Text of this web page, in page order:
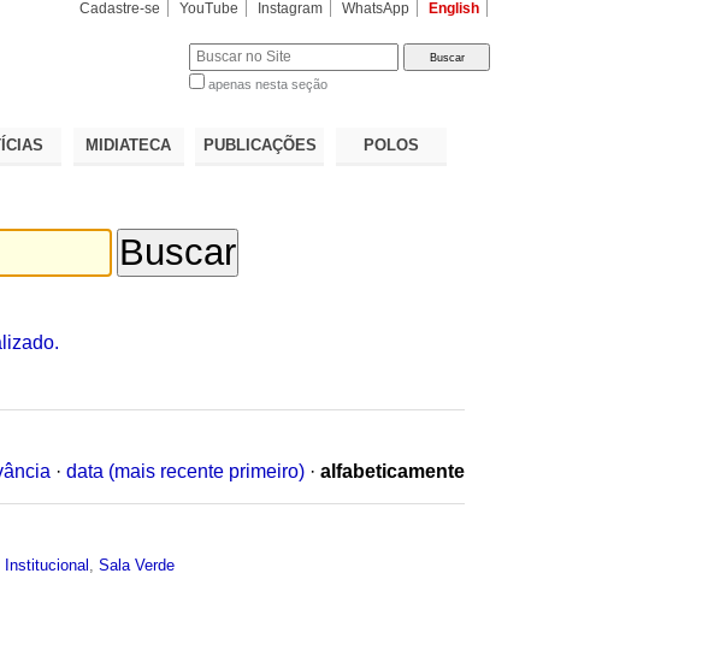
Cadastre-se YouTube Instagram WhatsApp English
apenas nesta seção
MIDIATECA PUBLICAÇÕES POLOS
· data (mais recente primeiro) · alfabeticamente
Institucional ,Sala Verde